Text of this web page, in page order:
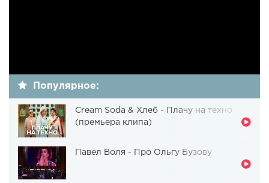
Популярное:
Cream Soda & Хлеб - Плачу на техно
(премьера клипа)
Павел Воля - Про Ольгу Бузову